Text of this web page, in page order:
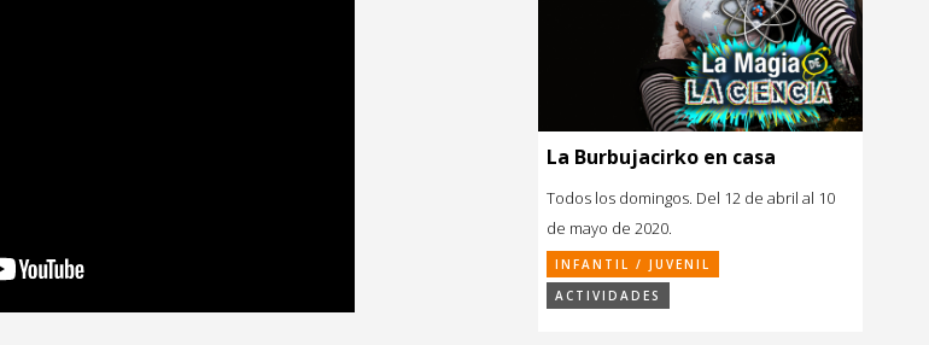
La Burbujacirko en casa
Todos los domingos. Del 12 de abril al 10
de mayo de 2020.
INFANTIL / JUVENIL
ACTIVIDADES